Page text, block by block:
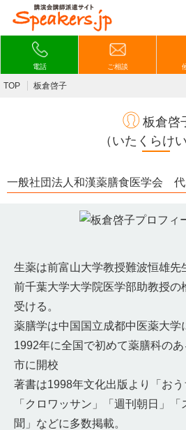
電話 ご相談
TOP 板倉啓子
板倉啓
（いたくらけ
一般社団法人和漢薬膳食医学会
生薬は前富山大学教授難波恒雄先
前千葉大学大学院医学部助教授の
受ける。
薬膳学は中国国立成都中医薬大学
1992年に全国で初めて薬膳科の
市に開校
著書は1998年文化出版より「おう
「クロワッサン」「週刊朝日」
聞」などに多数掲載。